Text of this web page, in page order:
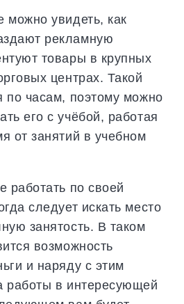
можно увидеть, как
рекламную
товары в крупных
центрах. Такой
по часам, поэтому можно
его с учёбой, работая
от занятий в учебном
работать по своей
следует искать место
занятость. В таком
возможность
и наряду с этим
работы в интересующей